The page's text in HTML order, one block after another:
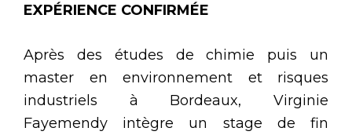
EXPÉRIENCE CONFIRMÉE
Après des études de chimie puis un
master en environnement et risques
industriels à Bordeaux, Virginie
Fayemendy intègre un stage de fin